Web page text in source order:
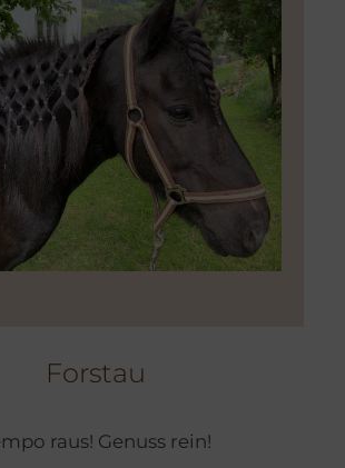
Forstau
raus! Genuss rein!